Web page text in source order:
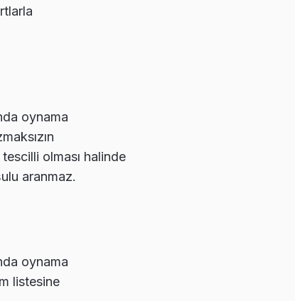
oynama
olması halinde
aranmaz.
oynama
listesine